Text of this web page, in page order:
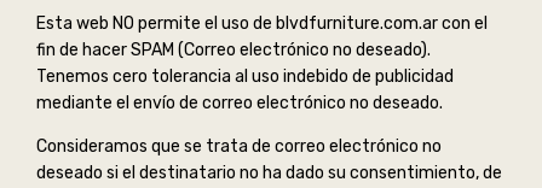
Esta web NO permite el uso de blvdfurniture.com.ar con el
fin de hacer SPAM (Correo electrónico no deseado).
Tenemos cero tolerancia al uso indebido de publicidad
mediante el envío de correo electrónico no deseado.
Consideramos que se trata de correo electrónico no
deseado si el destinatario no ha dado su consentimiento, de